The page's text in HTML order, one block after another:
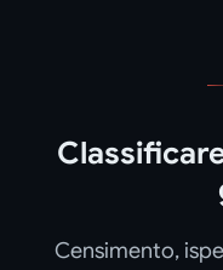
Censimento,